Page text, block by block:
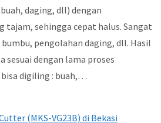
daging, dll) dengan
tajam, sehingga cepat halus. Sangat
pengolahan daging, dll. Hasil
sesuai dengan lama proses
bisa digiling : buah,…